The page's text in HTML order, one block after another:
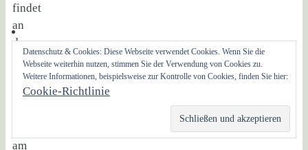
findet
an
der
Hochschule
Sankt
Georgen
am
Datenschutz & Cookies: Diese Webseite verwendet Cookies. Wenn Sie die
Webseite weiterhin nutzen, stimmen Sie der Verwendung von Cookies zu.
Weitere Informationen, beispielsweise zur Kontrolle von Cookies, finden Sie hier:
Cookie-Richtlinie